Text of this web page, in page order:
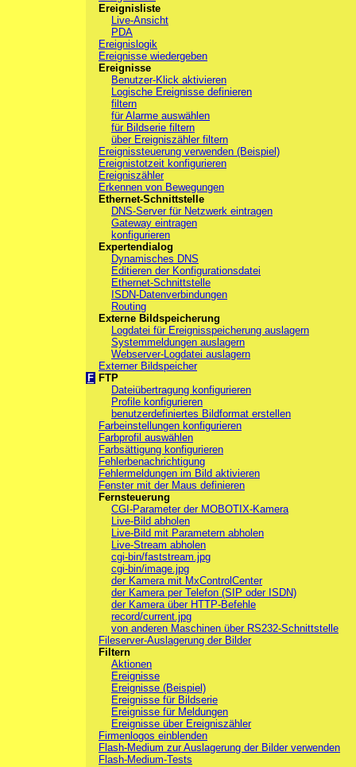
Ereignisliste
Live-Ansicht
PDA
Ereignislogik
Ereignisse wiedergeben
Ereignisse
Benutzer-Klick aktivieren
Logische Ereignisse definieren
filtern
für Alarme auswählen
für Bildserie filtern
über Ereigniszähler filtern
Ereignissteuerung verwenden (Beispiel)
Ereignistotzeit konfigurieren
Ereigniszähler
Erkennen von Bewegungen
Ethernet-Schnittstelle
DNS-Server für Netzwerk eintragen
Gateway eintragen
konfigurieren
Expertendialog
Dynamisches DNS
Editieren der Konfigurationsdatei
Ethernet-Schnittstelle
ISDN-Datenverbindungen
Routing
Externe Bildspeicherung
Logdatei für Ereignisspeicherung auslagern
Systemmeldungen auslagern
Webserver-Logdatei auslagern
Externer Bildspeicher
F FTP
Dateiübertragung konfigurieren
Profile konfigurieren
benutzerdefiniertes Bildformat erstellen
Farbeinstellungen konfigurieren
Farbprofil auswählen
Farbsättigung konfigurieren
Fehlerbenachrichtigung
Fehlermeldungen im Bild aktivieren
Fenster mit der Maus definieren
Fernsteuerung
CGI-Parameter der MOBOTIX-Kamera
Live-Bild abholen
Live-Bild mit Parametern abholen
Live-Stream abholen
cgi-bin/faststream.jpg
cgi-bin/image.jpg
der Kamera mit MxControlCenter
der Kamera per Telefon (SIP oder ISDN)
der Kamera über HTTP-Befehle
record/current.jpg
von anderen Maschinen über RS232-Schnittstelle
Fileserver-Auslagerung der Bilder
Filtern
Aktionen
Ereignisse
Ereignisse (Beispiel)
Ereignisse für Bildserie
Ereignisse für Meldungen
Ereignisse über Ereigniszähler
Firmenlogos einblenden
Flash-Medium zur Auslagerung der Bilder verwenden
Flash-Medium-Tests